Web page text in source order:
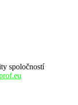
spoločností